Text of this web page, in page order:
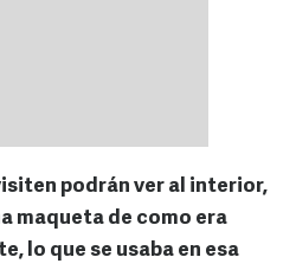
podrán ver al interior,
maqueta de como era
lo que se usaba en esa